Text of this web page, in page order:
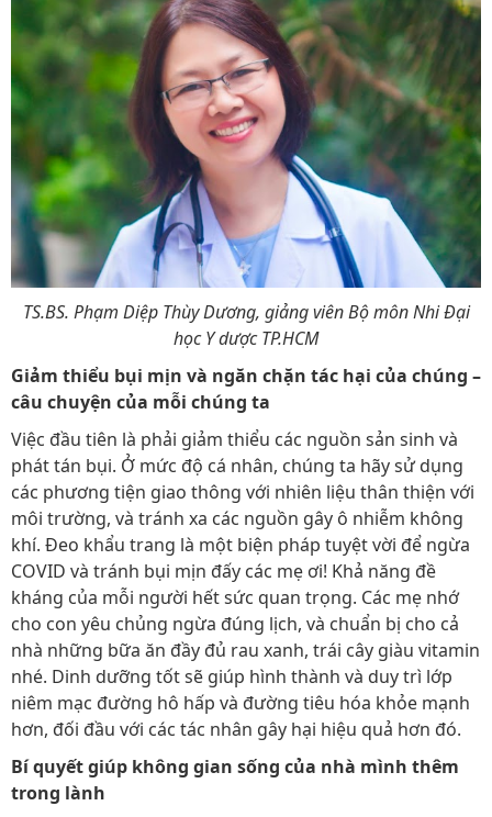
TS.BS. Phạm Diệp Thùy Dương, giảng viên Bộ môn Nhi Đại
học Y dược TP.HCM
Giảm thiểu bụi mịn và ngăn chặn tác hại của chúng –
câu chuyện của mỗi chúng ta
Việc đầu tiên là phải giảm thiểu các nguồn sản sinh và
phát tán bụi. Ở mức độ cá nhân, chúng ta hãy sử dụng
các phương tiện giao thông với nhiên liệu thân thiện với
môi trường, và tránh xa các nguồn gây ô nhiễm không
khí. Đeo khẩu trang là một biện pháp tuyệt vời để ngừa
COVID và tránh bụi mịn đấy các mẹ ơi! Khả năng đề
kháng của mỗi người hết sức quan trọng. Các mẹ nhớ
cho con yêu chủng ngừa đúng lịch, và chuẩn bị cho cả
nhà những bữa ăn đầy đủ rau xanh, trái cây giàu vitamin
nhé. Dinh dưỡng tốt sẽ giúp hình thành và duy trì lớp
niêm mạc đường hô hấp và đường tiêu hóa khỏe mạnh
hơn, đối đầu với các tác nhân gây hại hiệu quả hơn đó.
Bí quyết giúp không gian sống của nhà mình thêm
trong lành